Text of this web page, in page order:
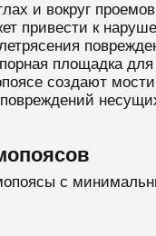
и вокруг
привести к
площадка
создают
с